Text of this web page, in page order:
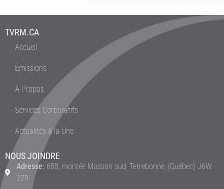
TVRM.CA
Accueil
Émissions
À Propos
Services Corporatifs
Actualités à la Une
NOUS JOINDRE
Adresse: 688, montée Masson sud, Terrebonne, (Québec) J6W
2Z9